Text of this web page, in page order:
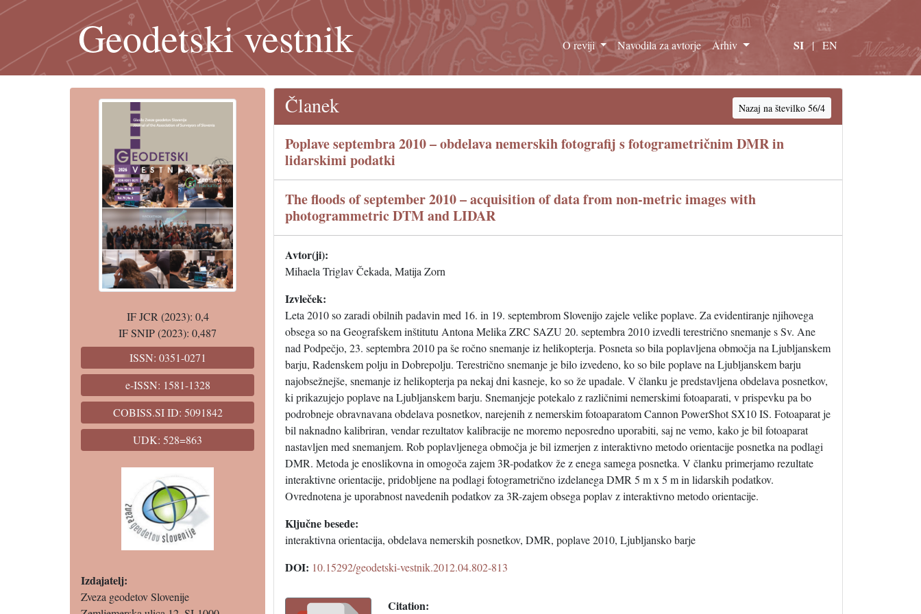
Geodetski vestnik O reviji Navodila za avtorje Arhiv SI | EN
IF JCR (2023): 0,4
IF SNIP (2023): 0,487
ISSN: 0351-0271
e-ISSN: 1581-1328
COBISS.SI ID: 5091842
UDK: 528=863
Izdajatelj:
Zveza geodetov Slovenije
Članek Nazaj na številko 56/4
Poplave septembra 2010 – obdelava nemerskih fotografij s fotogrametričnim DMR in
lidarskimi podatki
The floods of september 2010 – acquisition of data from non-metric images with
photogrammetric DTM and LIDAR
Avtor(ji):
Mihaela Triglav Čekada, Matija Zorn
Izvleček:
Leta 2010 so zaradi obilnih padavin med 16. in 19. septembrom Slovenijo zajele velike poplave. Za evidentiranje njihovega
obsega so na Geografskem inštitutu Antona Melika ZRC SAZU 20. septembra 2010 izvedli terestrično snemanje s Sv. Ane
nad Podpečjo, 23. septembra 2010 pa še ročno snemanje iz helikopterja. Posneta so bila poplavljena območja na Ljubljanskem
barju, Radenskem polju in Dobrepolju. Terestrično snemanje je bilo izvedeno, ko so bile poplave na Ljubljanskem barju
najobsežnejše, snemanje iz helikopterja pa nekaj dni kasneje, ko so že upadale. V članku je predstavljena obdelava posnetkov,
ki prikazujejo poplave na Ljubljanskem barju. Snemanjeje potekalo z različnimi nemerskimi fotoaparati, v prispevku pa bo
podrobneje obravnavana obdelava posnetkov, narejenih z nemerskim fotoaparatom Cannon PowerShot SX10 IS. Fotoaparat je
bil naknadno kalibriran, vendar rezultatov kalibracije ne moremo neposredno uporabiti, saj ne vemo, kako je bil fotoaparat
nastavljen med snemanjem. Rob poplavljenega območja je bil izmerjen z interaktivno metodo orientacije posnetka na podlagi
DMR. Metoda je enoslikovna in omogoča zajem 3R-podatkov že z enega samega posnetka. V članku primerjamo rezultate
interaktivne orientacije, pridobljene na podlagi fotogrametrično izdelanega DMR 5 m x 5 m in lidarskih podatkov.
Ovrednotena je uporabnost navedenih podatkov za 3R-zajem obsega poplav z interaktivno metodo orientacije.
Ključne besede:
interaktivna orientacija, obdelava nemerskih posnetkov, DMR, poplave 2010, Ljubljansko barje
DOI: 10.15292/geodetski-vestnik.2012.04.802-813
Citation: